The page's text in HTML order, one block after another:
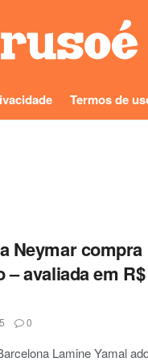
Termos de
Neymar compra
avaliada em
0
Lamine Yamal